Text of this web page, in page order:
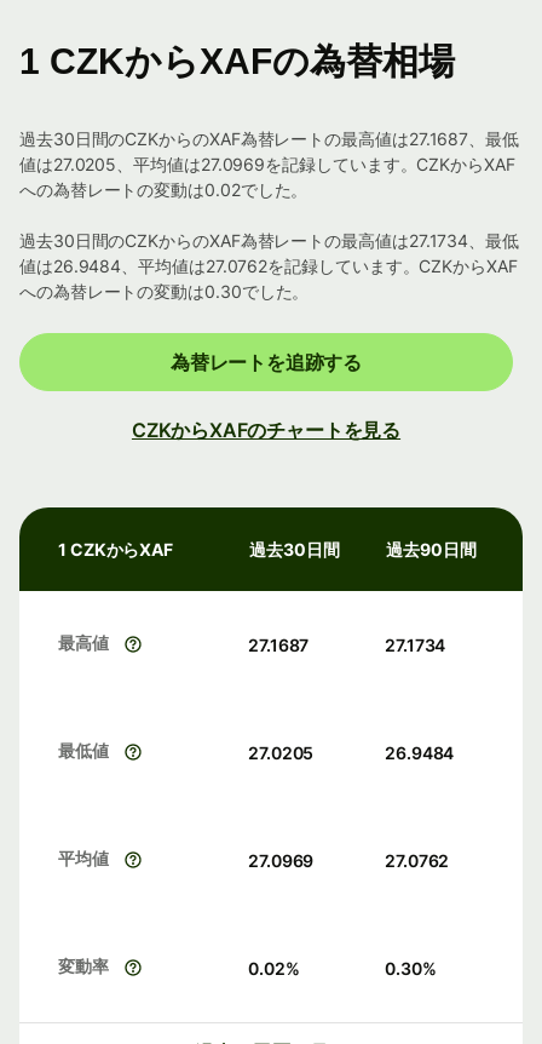
1 CZKからXAFの為替相場
過去30日間のCZKからのXAF為替レートの最高値は27.1687、最低
値は27.0205、平均値は27.0969を記録しています。CZKからXAF
への為替レートの変動は0.02でした。
過去30日間のCZKからのXAF為替レートの最高値は27.1734、最低
値は26.9484、平均値は27.0762を記録しています。CZKからXAF
への為替レートの変動は0.30でした。
為替レートを追跡する
CZKからXAFのチャートを見る
1 CZKからXAF 過去30日間 過去90日間
最高値 27.1687 27.1734
最低値 27.0205 26.9484
平均値 27.0969 27.0762
変動率 0.02% 0.30%